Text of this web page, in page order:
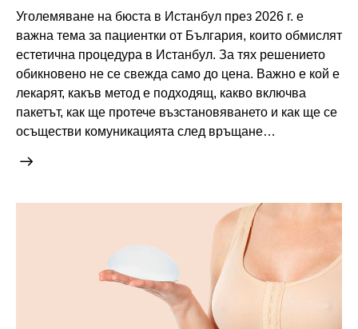
Уголемяване на бюста в Истанбул през 2026 г. е
важна тема за пациентки от България, които обмислят
естетична процедура в Истанбул. За тях решението
обикновено не се свежда само до цена. Важно е кой е
лекарят, какъв метод е подходящ, какво включва
пакетът, как ще протече възстановяването и как ще се
осъществи комуникацията след връщане…